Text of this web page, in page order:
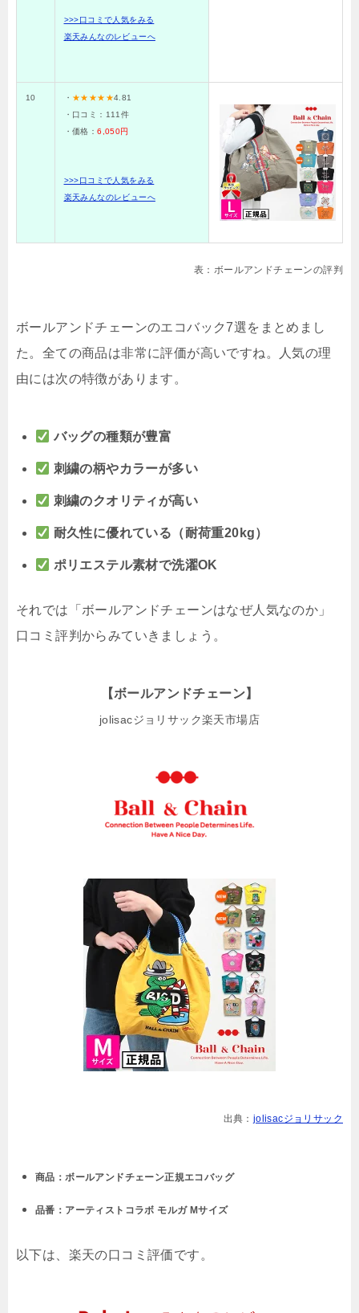
>>>口コミで人気をみる
楽天みんなのレビューへ
10 ・ ★★★★★4.81
・口コミ： 111 件
・価格：6,050円
>>>口コミで人気をみる
楽天みんなのレビューへ
表：ボールアンドチェーンの評判
ボールアンドチェーンのエコバック7選をまとめまし
た。全ての商品は非常に評価が高いですね。人気の理
由には次の特徴があります。
バッグの種類が豊富
刺繍の柄やカラーが多い
刺繍のクオリティが高い
耐久性に優れている（耐荷重20kg）
ポリエステル素材で洗濯OK
それでは「ボールアンドチェーンはなぜ人気なのか」
口コミ評判からみていきましょう。
【ボールアンドチェーン】
jolisacジョリサック楽天市場店
出典： jolisacジョリサック
商品：ボールアンドチェーン正規エコバッグ
品番：アーティストコラボ モルガ Mサイズ
以下は、楽天の口コミ評価です。